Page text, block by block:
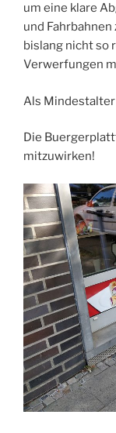
um eine klare
und
bislang nicht so
Verwerfungen
Als Mindestalter
Die
mitzuwirken!